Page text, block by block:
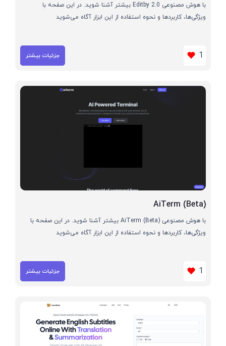
با هوش مصنوعی Editby 2.0 بیشتر آشنا شوید. در این صفحه با
ویژگی‌ها، کاربردها و نحوه استفاده از این ابزار آگاه می‌شوید
1 جزئیات بیشتر
AiTerm (Beta)
با هوش مصنوعی AiTerm (Beta) بیشتر آشنا شوید. در این صفحه با
ویژگی‌ها، کاربردها و نحوه استفاده از این ابزار آگاه می‌شوید
1 جزئیات بیشتر